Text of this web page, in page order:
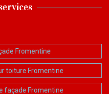
Fromentine
toiture Fromentine
façade Fromentine